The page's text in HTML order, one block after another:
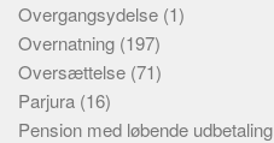
Overgangsydelse (1)
Overnatning (197)
Oversættelse (71)
Parjura (16)
Pension med løbende udbetaling